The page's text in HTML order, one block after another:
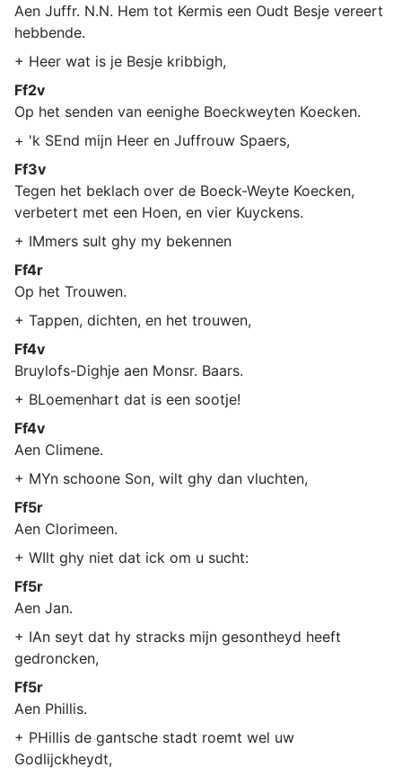
Aen Juffr. N.N. Hem tot Kermis een Oudt Besje vereert
hebbende.
+ Heer wat is je Besje kribbigh,
Ff2v
Op het senden van eenighe Boeckweyten Koecken.
+ 'k SEnd mijn Heer en Juffrouw Spaers,
Ff3v
Tegen het beklach over de Boeck-Weyte Koecken,
verbetert met een Hoen, en vier Kuyckens.
+ IMmers sult ghy my bekennen
Ff4r
Op het Trouwen.
+ Tappen, dichten, en het trouwen,
Ff4v
Bruylofs-Dighje aen Monsr. Baars.
+ BLoemenhart dat is een sootje!
Ff4v
Aen Climene.
+ MYn schoone Son, wilt ghy dan vluchten,
Ff5r
Aen Clorimeen.
+ WIlt ghy niet dat ick om u sucht:
Ff5r
Aen Jan.
+ IAn seyt dat hy stracks mijn gesontheyd heeft
gedroncken,
Ff5r
Aen Phillis.
+ PHillis de gantsche stadt roemt wel uw
Godlijckheydt,